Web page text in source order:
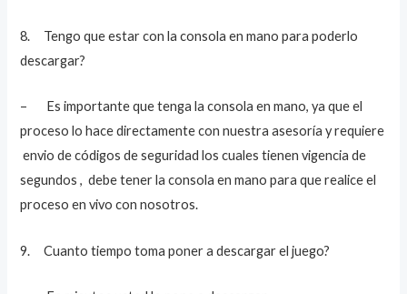
8. Tengo que estar con la consola en mano para poderlo
descargar?
– Es importante que tenga la consola en mano, ya que el
proceso lo hace directamente con nuestra asesoría y requiere
envio de códigos de seguridad los cuales tienen vigencia de
segundos , debe tener la consola en mano para que realice el
proceso en vivo con nosotros.
9. Cuanto tiempo toma poner a descargar el juego?